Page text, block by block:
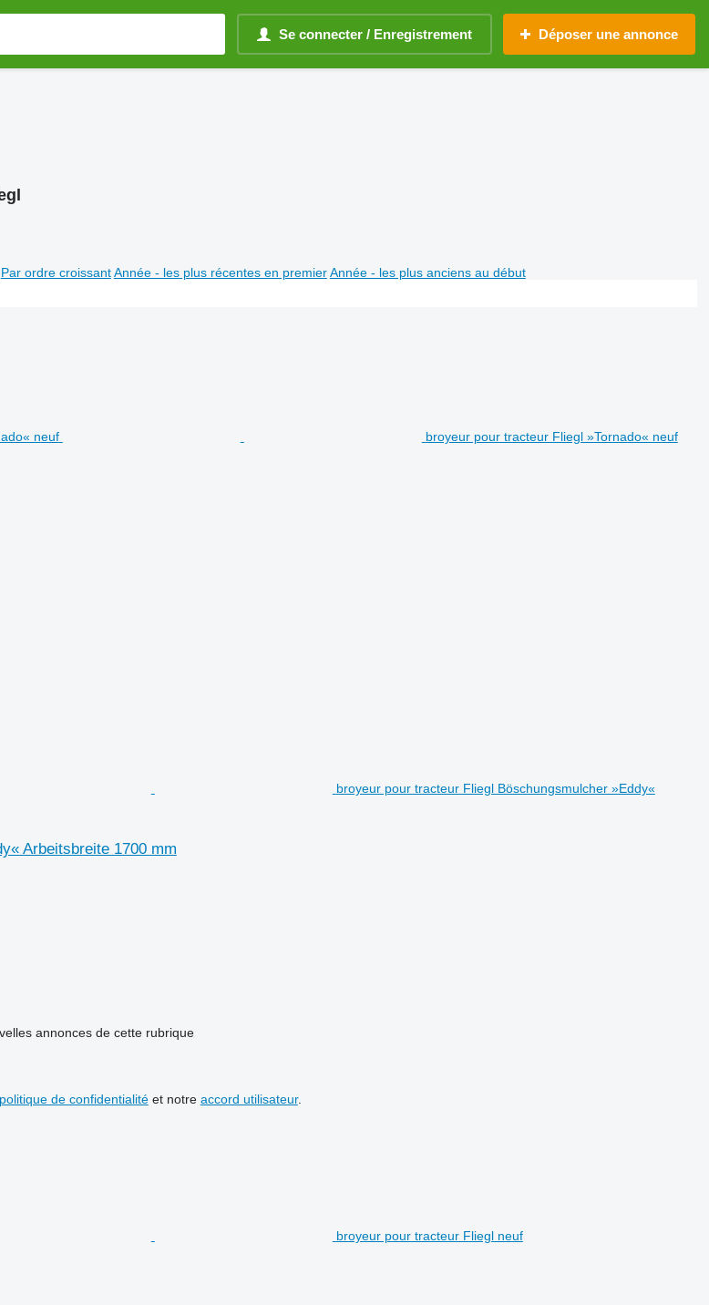
Se connecter / Enregistrement Déposer une annonce
Par ordre croissant Année - les plus récentes en premier Année - les plus anciens au début
broyeur pour tracteur Fliegl »Tornado« neuf
broyeur pour tracteur Fliegl Böschungsmulcher »Eddy«
Arbeitsbreite 1700 mm
annonces de cette rubrique
politique de confidentialitéet notre accord utilisateur.
broyeur pour tracteur Fliegl neuf